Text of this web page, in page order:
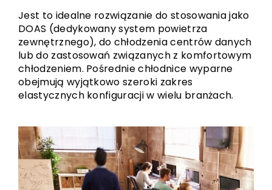
Jest to idealne rozwiązanie do stosowania jako
DOAS (dedykowany system powietrza
zewnętrznego), do chłodzenia centrów danych
lub do zastosowań związanych z komfortowym
chłodzeniem. Pośrednie chłodnice wyparne
obejmują wyjątkowo szeroki zakres
elastycznych konfiguracji w wielu branżach.